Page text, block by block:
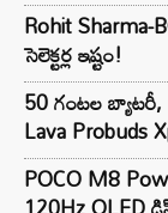
Rohit Sharma-
సెలెక్టర్ల ఇష్టం!
50 గంటల
Lava Probuds
POCO M8